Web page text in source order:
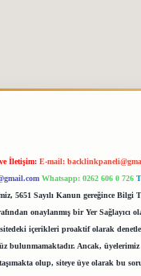
İletişim: E-mail:
Whatsapp: 0262 606 0 726
5651 Sayılı Kanun gereğince Bilgi
onaylanmış bir Yer Sağlayıcı
içerikleri proaktif olarak
bulunmamaktadır. Ancak, üyelerimiz
olup, siteye üye olarak bu